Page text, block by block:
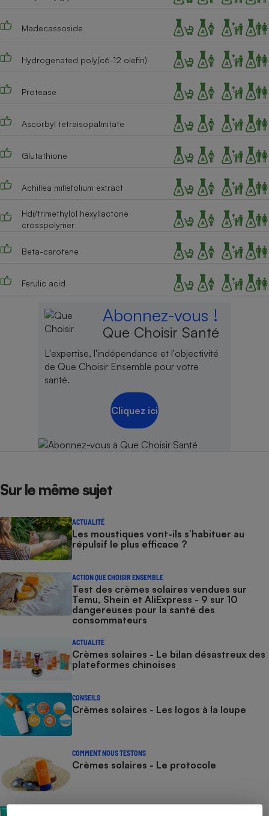
Madecassoside
Hydrogenated poly(c6-12 olefin)
Protease
Ascorbyl tetraisopalmitate
Glutathione
Achillea millefolium extract
Hdi/trimethylol hexyllactone
crosspolymer
Beta-carotene
Ferulic acid
Abonnez-vous !
Que Choisir Santé
L'expertise, l'indépendance et l'objectivité
de Que Choisir Ensemble pour votre
santé.
Cliquez ici
Sur le même sujet
ACTUALITÉ
Les moustiques vont-ils s’habituer au
répulsif le plus efficace ?
ACTION QUE CHOISIR ENSEMBLE
Test des crèmes solaires vendues sur
Temu, Shein et AliExpress - 9 sur 10
dangereuses pour la santé des
consommateurs
ACTUALITÉ
Crèmes solaires - Le bilan désastreux des
plateformes chinoises
CONSEILS
Crèmes solaires - Les logos à la loupe
COMMENT NOUS TESTONS
Crèmes solaires - Le protocole